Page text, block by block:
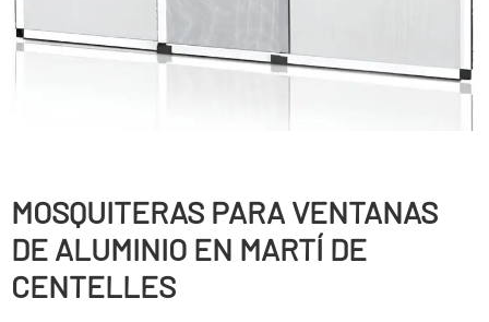
MOSQUITERAS PARA VENTANAS
DE ALUMINIO EN MARTÍ DE
CENTELLES